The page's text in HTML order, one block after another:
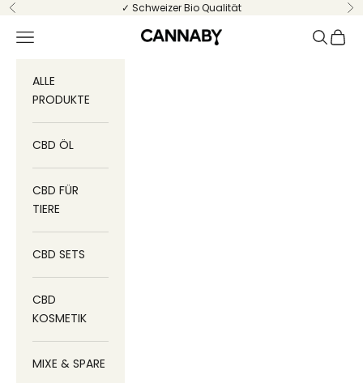
Zum Inhalt springen
Zurück ✓ Schweizer Bio Qualität
CANNABY
Menü Suchen
ALLE
PRODUKTE
CBD ÖL
CBD FÜR
TIERE
CBD SETS
CBD
KOSMETIK
MIXE & SPARE